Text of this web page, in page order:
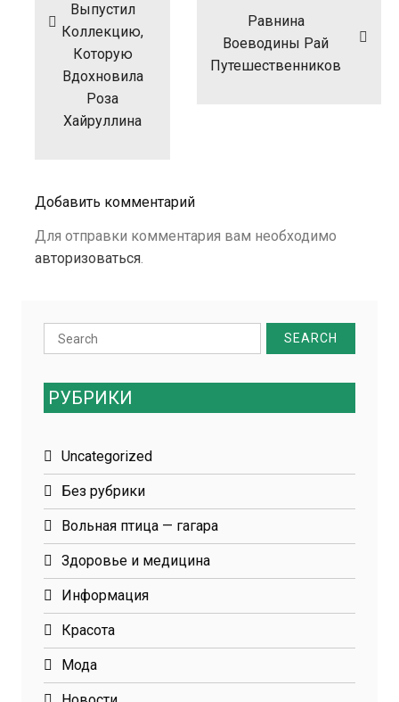
Выпустил
Коллекцию,
Которую
Вдохновила
Роза
Хайруллина
Равнина
Воеводины Рай
Путешественников
Добавить комментарий
Для отправки комментария вам необходимо
авторизоваться.
Search
for:
РУБРИКИ
Uncategorized
Без рубрики
Вольная птица — гагара
Здоровье и медицина
Информация
Красота
Мода